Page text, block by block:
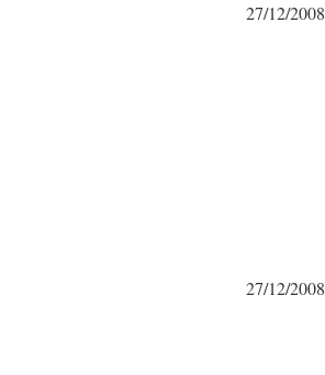
27/12/2008
27/12/2008